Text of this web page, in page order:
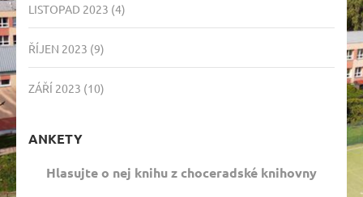
LISTOPAD 2023 (4)
ŘÍJEN 2023 (9)
ZÁŘÍ 2023 (10)
ANKETY
Hlasujte o nej knihu z choceradské knihovny